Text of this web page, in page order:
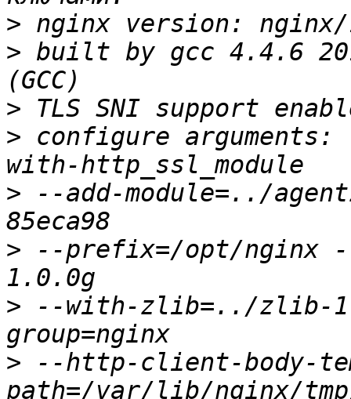
>
> built by gcc 4.4.6
>
> configure
> --add-module=../
> --prefix=/opt/nginx
> --with-zlib=../zlib-
> --http-client-body-